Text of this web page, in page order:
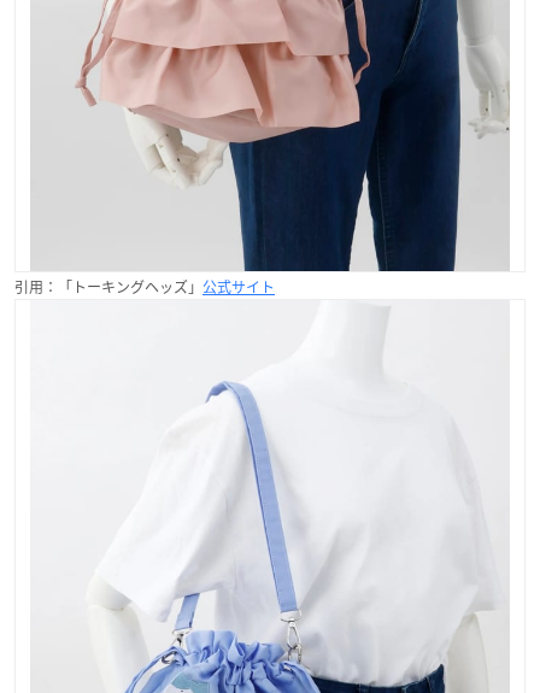
引用：「トーキングヘッズ」 公式サイト